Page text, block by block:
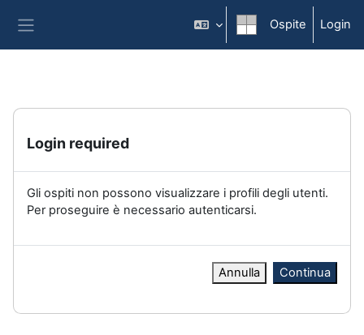
Ospite Login
Login required
Gli ospiti non possono visualizzare i profili degli utenti.
Per proseguire è necessario autenticarsi.
Annulla Continua